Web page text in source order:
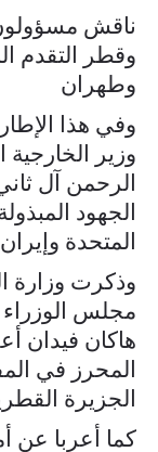
ناقش مسؤولون
وقطر التقدم
وطهران
وفي هذا
وزير
الرحمن آل
الجهود
المتحدة
وذكرت وزارة
مجلس الوزراء
هاكان فيدان
المحرز في
الجزيرة
كما أعربا عن